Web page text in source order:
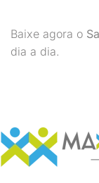
Baixe agora o
dia a dia.